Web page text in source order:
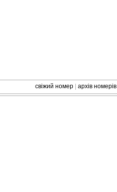
свіжий номер архів номерів